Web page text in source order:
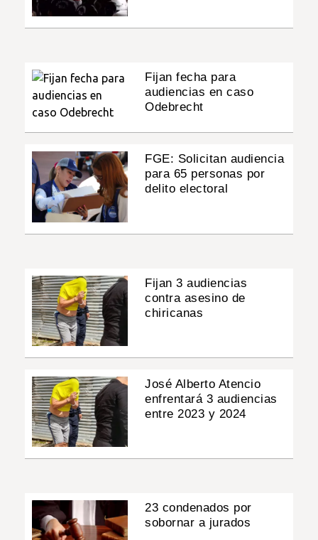
Fijan fecha para
audiencias en caso
Odebrecht
FGE: Solicitan audiencia
para 65 personas por
delito electoral
Fijan 3 audiencias
contra asesino de
chiricanas
José Alberto Atencio
enfrentará 3 audiencias
entre 2023 y 2024
23 condenados por
sobornar a jurados